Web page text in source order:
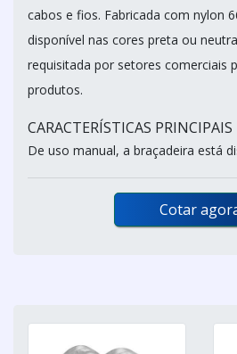
cabos e fios. Fabricada com nylon
disponível nas cores preta ou
requisitada por setores comerciais
produtos.
CARACTERÍSTICAS
De uso manual, a braçadeira está
Cotar